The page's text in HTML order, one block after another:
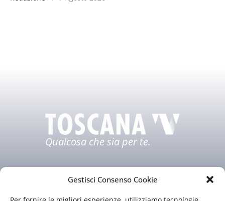
Gestisci Consenso Cookie
Qualcosa che sia per te.